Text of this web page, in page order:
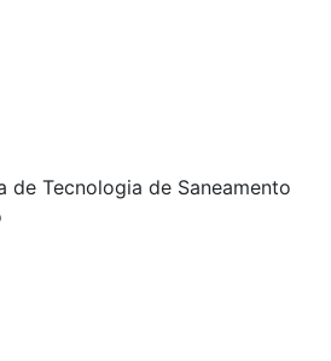
de Tecnologia de Saneamento